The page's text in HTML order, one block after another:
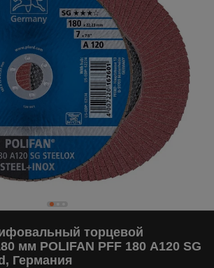
торцевой
мм POLIFAN PFF 180 А120 SG
Германия